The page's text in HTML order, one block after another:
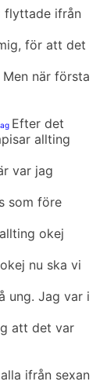
flyttade ifrån
för att det
när första
Efter det
allting
var jag
som före
okej
nu ska vi
ung. Jag var i
att det var
ifrån sexan